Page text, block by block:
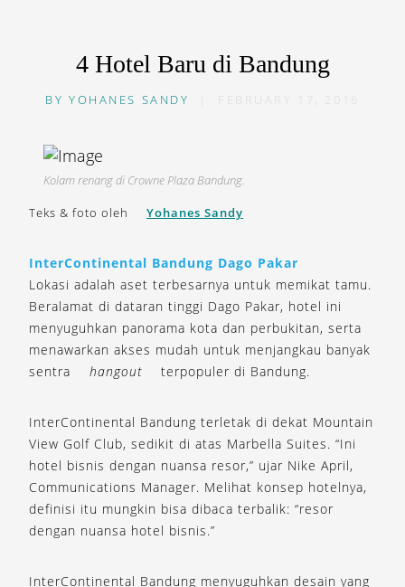
4 Hotel Baru di Bandung
BYYOHANES SANDY FEBRUARY 17, 2016
Kolam renang di Crowne Plaza Bandung.
Teks & foto oleh
Yohanes Sandy
InterContinental Bandung Dago Pakar
Lokasi adalah aset terbesarnya untuk memikat tamu.
Beralamat di dataran tinggi Dago Pakar, hotel ini
menyuguhkan panorama kota dan perbukitan, serta
menawarkan akses mudah untuk menjangkau banyak
sentra
hangout terpopuler di Bandung.
InterContinental Bandung terletak di dekat Mountain
View Golf Club, sedikit di atas Marbella Suites. “Ini
hotel bisnis dengan nuansa resor,” ujar Nike April,
Communications Manager. Melihat konsep hotelnya,
definisi itu mungkin bisa dibaca terbalik: “resor
dengan nuansa hotel bisnis.”
InterContinental Bandung menyuguhkan desain yang